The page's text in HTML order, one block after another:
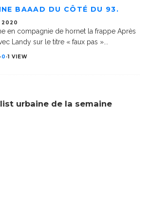
BAAAD DU CÔTÉ DU 93.
2020
en compagnie de hornet la frappe Après
Landy sur le titre « faux pas »
·0 ·1 VIEW
urbaine de la semaine